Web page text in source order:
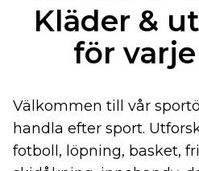
Kläder &
för
Välkommen till vår
handla efter sport.
fotboll, löpning, basket,